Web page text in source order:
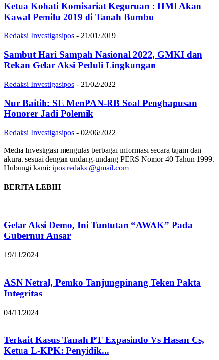
Ketua Kohati Komisariat Keguruan : HMI Akan
Kawal Pemilu 2019 di Tanah Bumbu
Redaksi Investigasipos - 21/01/2019
Sambut Hari Sampah Nasional 2022, GMKI dan
Rekan Gelar Aksi Peduli Lingkungan
Redaksi Investigasipos - 21/02/2022
Nur Baitih: SE MenPAN-RB Soal Penghapusan
Honorer Jadi Polemik
Redaksi Investigasipos - 02/06/2022
Media Investigasi mengulas berbagai informasi secara tajam dan
akurat sesuai dengan undang-undang PERS Nomor 40 Tahun 1999.
Hubungi kami: ipos.redaksi@gmail.com
BERITA LEBIH
Gelar Aksi Demo, Ini Tuntutan “AWAK” Pada
Gubernur Ansar
19/11/2024
ASN Netral, Pemko Tanjungpinang Teken Pakta
Integritas
04/11/2024
Terkait Kasus Tanah PT Expasindo Vs Hasan Cs,
Ketua L-KPK: Penyidik...